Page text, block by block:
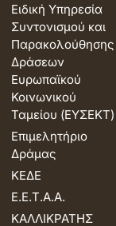
Ειδική Υπηρεσία
Συντονισμού και
Παρακολούθησης
Δράσεων
Ευρωπαϊκού
Κοινωνικού
Ταμείου (ΕΥΣΕΚΤ)
Επιμελητήριο
Δράμας
ΚΕΔΕ
Ε.Ε.Τ.Α.Α.
ΚΑΛΛΙΚΡΑΤΗΣ